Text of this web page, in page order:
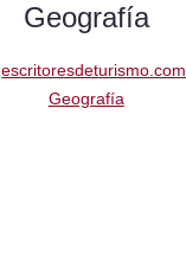
Geografía
escritoresdeturismo.com
Geografía